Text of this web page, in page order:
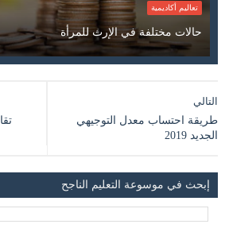
تعاليم أكاديمية
حالات مختلفة في الإرث للمرأة
التالي
طريقة احتساب معدل التوجيهي
الجديد 2019
إبحث في موسوعة التعليم الناجح